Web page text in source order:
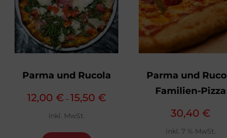
Parma und Rucola
12,00 € –15,50 €
inkl. MwSt.
Parma und
Familien-Pizza
30,40 €
inkl. 7 % MwSt.